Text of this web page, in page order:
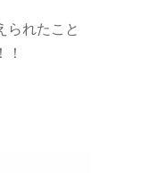
られたこと